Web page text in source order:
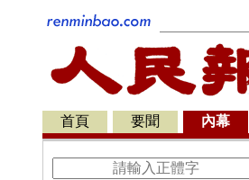
首頁 要聞 內幕